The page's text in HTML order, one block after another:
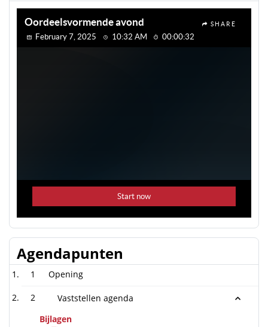
Agendapunten
1 Opening
2
Vaststellen agenda
Bijlagen